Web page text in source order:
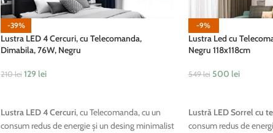
-39%
Lustra LED 4 Cercuri, cu Telecomanda,
Dimabila, 76W, Negru
210lei 129 lei
Lustra LED 4 Cercuri, cu Telecomanda, cu un
consum redus de energie și un desing minimalist
-9%
Lustra Led cu
Negru 118x118cm
549lei 500 lei
Lustră LED Sorrel cu
consum redus de